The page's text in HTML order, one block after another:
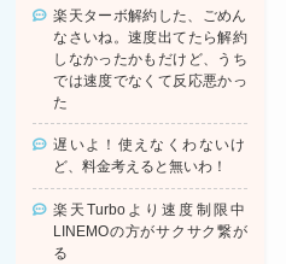
楽天ターボ解約した、ごめん
なさいね。速度出てたら解約
しなかったかもだけど、うち
では速度でなくて反応悪かっ
た
遅いよ！使えなくわないけ
ど、料金考えると無いわ！
楽天Turboより速度制限中
LINEMOの方がサクサク繋が
る